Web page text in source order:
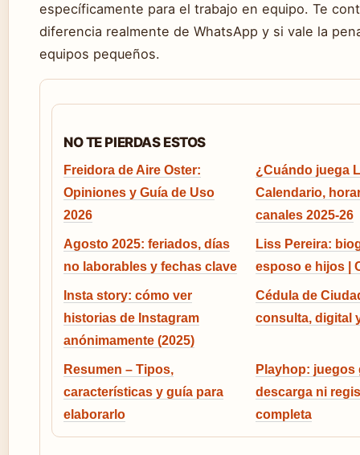
específicamente para el trabajo en equipo. Te
diferencia realmente de WhatsApp y si vale la
equipos pequeños.
NO TE PIERDAS ESTOS
Freidora de Aire Oster:
Opiniones y Guía de Uso
2026
¿Cuándo juega
Calendario,
canales 2025-26
Agosto 2025: feriados, días
no laborables y fechas clave
Liss Pereira:
esposo e hijos |
Insta story: cómo ver
historias de Instagram
anónimamente (2025)
Cédula de
consulta, digital
Resumen – Tipos,
características y guía para
elaborarlo
Playhop: juegos
descarga ni
completa